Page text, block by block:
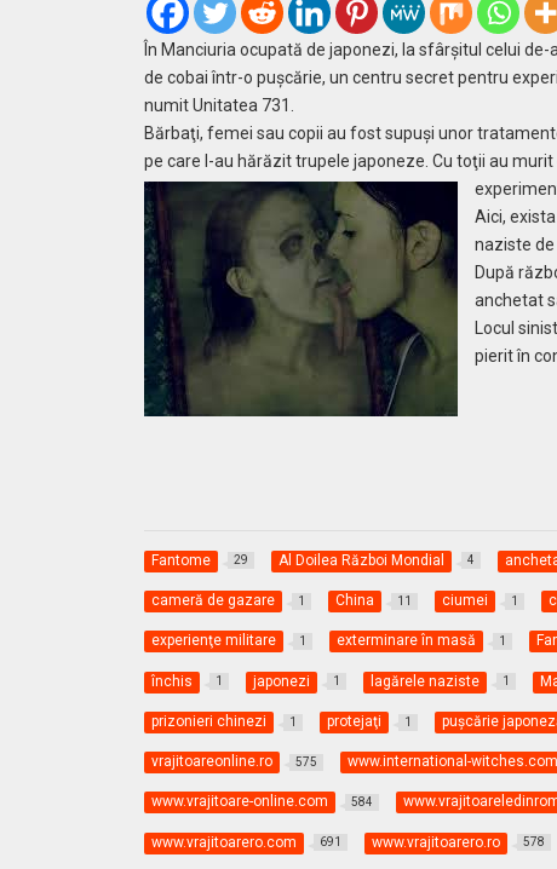
În Manciuria ocupată de japonezi, la sfârşitul celui
de cobai într-o puşcărie, un centru secret pentru
numit Unitatea 731.
Bărbaţi, femei sau copii au fost supuşi unor
pe care l-au hărăzit trupele japoneze. Cu toţii au
Aici,
naziste
După
anchetat
Locul
pierit în
Fantome 29 Al Doilea Război Mondial 4
cameră de gazare 1 China 11 ciumei 1
experienţe militare 1 exterminare în masă 1
închis 1 japonezi 1 lagărele naziste 1
prizonieri chinezi 1 protejaţi 1 puşcărie
vrajitoareonline.ro 575 www.international-witches.com
www.vrajitoare-online.com 584
www.vrajitoarero.com 691 www.vrajitoarero.ro 578